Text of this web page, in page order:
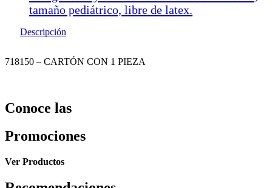
tamaño pediátrico, libre de latex.
Descripción
718150 – CARTÓN CON 1 PIEZA
Conoce las
Promociones
Ver Productos